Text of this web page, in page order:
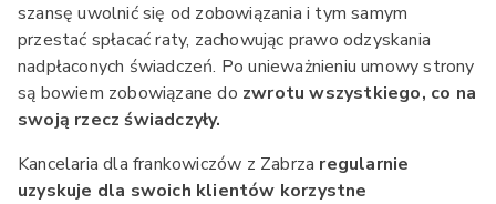
szansę uwolnić się od zobowiązania i tym samym
przestać spłacać raty, zachowując prawo odzyskania
nadpłaconych świadczeń. Po unieważnieniu umowy strony
są bowiem zobowiązane do zwrotu wszystkiego, co na
swoją rzecz świadczyły.
Kancelaria dla frankowiczów z Zabrza regularnie
uzyskuje dla swoich klientów korzystne